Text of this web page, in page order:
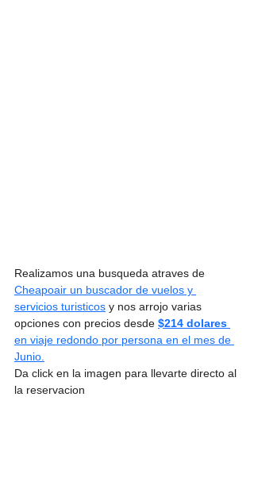
Realizamos una busqueda atraves de
Cheapoair un buscador de vuelos y
servicios turisticos y nos arrojo varias
opciones con precios desde $214 dolares
en viaje redondo por persona en el mes de
Junio.
Da click en la imagen para llevarte directo al
la reservacion